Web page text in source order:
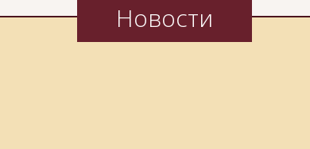
Новости